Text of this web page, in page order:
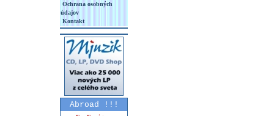
Ochrana osobných
údajov
Kontakt
Abroad !!!